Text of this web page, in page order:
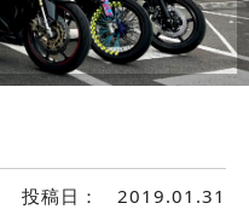
投稿日： 2019.01.31